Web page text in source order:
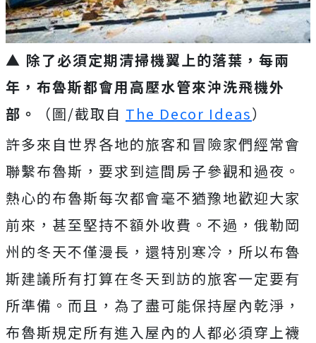
▲ 除了必須定期清掃機翼上的落葉，每兩
年，布魯斯都會用高壓水管來沖洗飛機外
部。
（圖/截取自 The Decor Ideas）
許多來自世界各地的旅客和冒險家們經常會
聯繫布魯斯，要求到這間房子參觀和過夜。
熱心的布魯斯每次都會毫不猶豫地歡迎大家
前來，甚至堅持不額外收費。不過，俄勒岡
州的冬天不僅漫長，還特別寒冷，所以布魯
斯建議所有打算在冬天到訪的旅客一定要有
所準備。而且，為了盡可能保持屋內乾淨，
布魯斯規定所有進入屋內的人都必須穿上襪